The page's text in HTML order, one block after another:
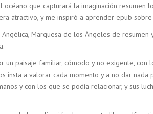
que capturará la imaginación
atractivo, y me inspiró a aprender epub
Marquesa de los Ángeles de
paisaje familiar, cómodo y no exigente,
a valorar cada momento y a no dar
y con los que se podía relacionar, y sus